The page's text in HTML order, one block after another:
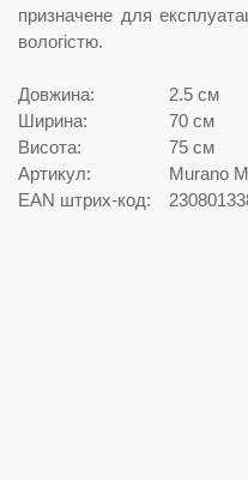
призначене для
вологістю.
Довжина:
2.5 см
Ширина:
70 см
Висота:
75 см
Артикул:
Murano
EAN штрих-код: